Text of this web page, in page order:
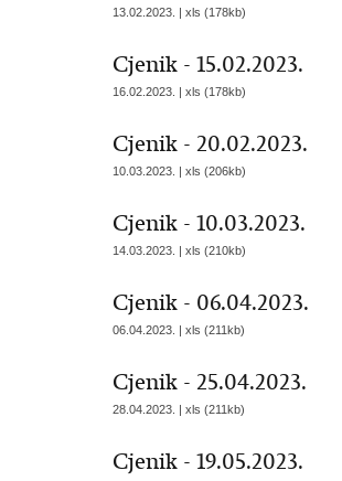
13.02.2023. | xls (178kb)
Cjenik - 15.02.2023.
16.02.2023. | xls (178kb)
Cjenik - 20.02.2023.
10.03.2023. | xls (206kb)
Cjenik - 10.03.2023.
14.03.2023. | xls (210kb)
Cjenik - 06.04.2023.
06.04.2023. | xls (211kb)
Cjenik - 25.04.2023.
28.04.2023. | xls (211kb)
Cjenik - 19.05.2023.